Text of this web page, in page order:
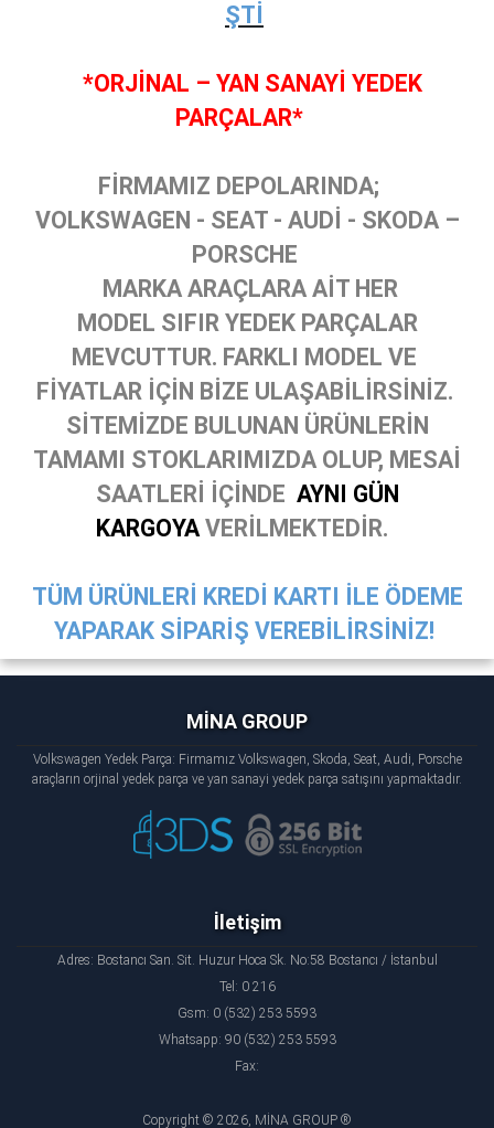
ŞTİ
*ORJİNAL – YAN SANAYİ YEDEK
PARÇALAR*
FİRMAMIZ DEPOLARINDA;
VOLKSWAGEN - SEAT - AUDİ - SKODA –
PORSCHE
MARKA ARAÇLARA AİT HER
MODEL SIFIR YEDEK PARÇALAR
MEVCUTTUR. FARKLI MODEL VE
FİYATLAR İÇİN BİZE ULAŞABİLİRSİNİZ.
SİTEMİZDE BULUNAN ÜRÜNLERİN
TAMAMI STOKLARIMIZDA OLUP, MESAİ
SAATLERİ İÇİNDE AYNI GÜN
KARGOYA VERİLMEKTEDİR.
TÜM ÜRÜNLERİ KREDİ KARTI İLE ÖDEME
YAPARAK SİPARİŞ VEREBİLİRSİNİZ!
MİNA GROUP
Volkswagen Yedek Parça: Firmamız Volkswagen, Skoda, Seat, Audi, Porsche
araçların orjinal yedek parça ve yan sanayi yedek parça satışını yapmaktadır.
İletişim
Adres: Bostancı San. Sit. Huzur Hoca Sk. No:58 Bostancı / İstanbul
Tel: 0 216
Gsm: 0 (532) 253 5593
Whatsapp: 90 (532) 253 5593
Fax:
Copyright © 2026, MİNA GROUP ®